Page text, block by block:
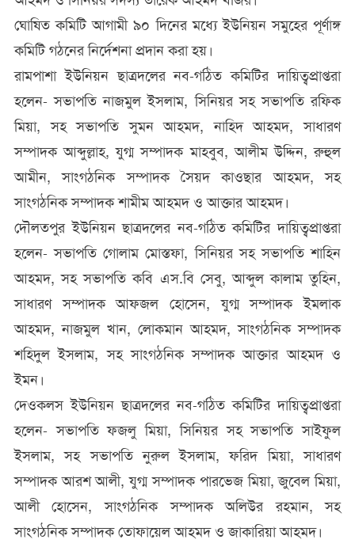
ঘোষিত কমিটি আগামী ৯০ দিনের মধ্যে ইউনিয়ন সমুহের পূর্ণাঙ্গ
কমিটি গঠনের নির্দেশনা প্রদান করা হয়।
রামপাশা ইউনিয়ন ছাত্রদলের নব-গঠিত কমিটির দায়িত্বপ্রাপ্তরা
হলেন- সভাপতি নাজমুল ইসলাম, সিনিয়র সহ সভাপতি রফিক
মিয়া, সহ সভাপতি সুমন আহমদ, নাহিদ আহমদ, সাধারণ
সম্পাদক আব্দুল্লাহ, যুগ্ম সম্পাদক মাহবুব, আলীম উদ্দিন, রুহুল
আমীন, সাংগঠনিক সম্পাদক সৈয়দ কাওছার আহমদ, সহ
সাংগঠনিক সম্পাদক শামীম আহমদ ও আক্তার আহমদ।
দৌলতপুর ইউনিয়ন ছাত্রদলের নব-গঠিত কমিটির দায়িত্বপ্রাপ্তরা
হলেন- সভাপতি গোলাম মোস্তফা, সিনিয়র সহ সভাপতি শাহিন
আহমদ, সহ সভাপতি কবি এস.বি সেবু, আব্দুল কালাম তুহিন,
সাধারণ সম্পাদক আফজল হোসেন, যুগ্ম সম্পাদক ইমলাক
আহমদ, নাজমুল খান, লোকমান আহমদ, সাংগঠনিক সম্পাদক
শহিদুল ইসলাম, সহ সাংগঠনিক সম্পাদক আক্তার আহমদ ও
ইমন।
দেওকলস ইউনিয়ন ছাত্রদলের নব-গঠিত কমিটির দায়িত্বপ্রাপ্তরা
হলেন- সভাপতি ফজলু মিয়া, সিনিয়র সহ সভাপতি সাইফুল
ইসলাম, সহ সভাপতি নুরুল ইসলাম, ফরিদ মিয়া, সাধারণ
সম্পাদক আরশ আলী, যুগ্ম সম্পাদক পারভেজ মিয়া, জুবেল মিয়া,
আলী হোসেন, সাংগঠনিক সম্পাদক অলিউর রহমান, সহ
সাংগঠনিক সম্পাদক তোফায়েল আহমদ ও জাকারিয়া আহমদ।